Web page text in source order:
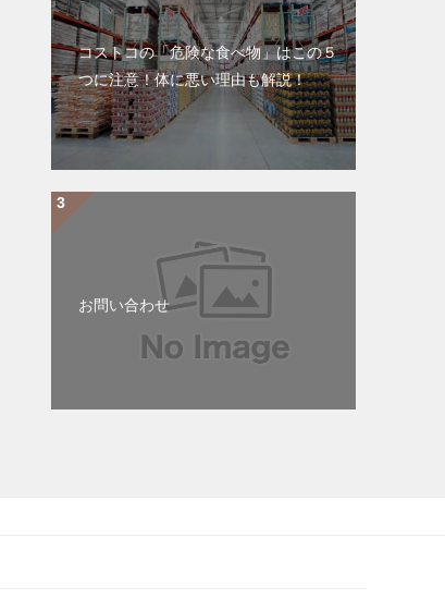
コストコの「危険な食べ物」はこの５
つに注意！体に悪い理由も解説！
お問い合わせ